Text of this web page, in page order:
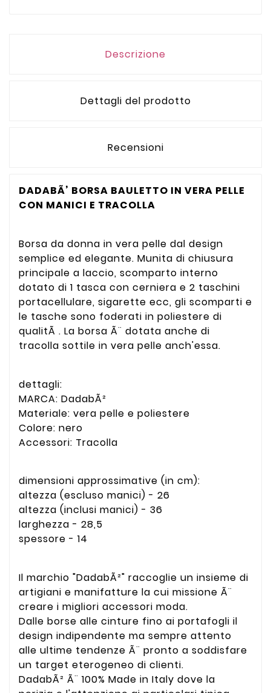
Descrizione
Dettagli del prodotto
Recensioni
DADABÃ’ BORSA BAULETTO IN VERA PELLE
CON MANICI E TRACOLLA
Borsa da donna in vera pelle dal design
semplice ed elegante. Munita di chiusura
principale a laccio, scomparto interno
dotato di 1 tasca con cerniera e 2 taschini
portacellulare, sigarette ecc, gli scomparti e
le tasche sono foderati in poliestere di
qualitÃ . La borsa Ã¨ dotata anche di
tracolla sottile in vera pelle anch'essa.
dettagli:
MARCA: DadabÃ²
Materiale: vera pelle e poliestere
Colore: nero
Accessori: Tracolla
dimensioni approssimative (in cm):
altezza (escluso manici) - 26
altezza (inclusi manici) - 36
larghezza - 28,5
spessore - 14
Il marchio "DadabÃ²" raccoglie un insieme di
artigiani e manifatture la cui missione Ã¨
creare i migliori accessori moda.
Dalle borse alle cinture fino ai portafogli il
design indipendente ma sempre attento
alle ultime tendenze Ã¨ pronto a soddisfare
un target eterogeneo di clienti.
DadabÃ² Ã¨ 100% Made in Italy dove la